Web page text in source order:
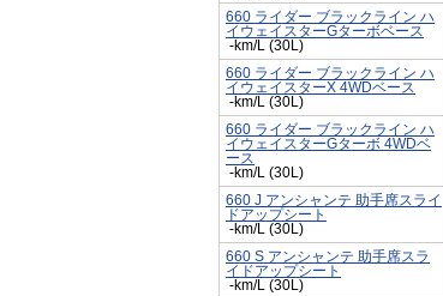
660 ライダー ブラックライン ハ
イウェイスターGターボベース
-km/L (30L)
660 ライダー ブラックライン ハ
イウェイスターX 4WDベース
-km/L (30L)
660 ライダー ブラックライン ハ
イウェイスターGターボ 4WDベ
ース
-km/L (30L)
660 J アンシャンテ 助手席スライ
ドアップシート
-km/L (30L)
660 S アンシャンテ 助手席スラ
イドアップシート
-km/L (30L)